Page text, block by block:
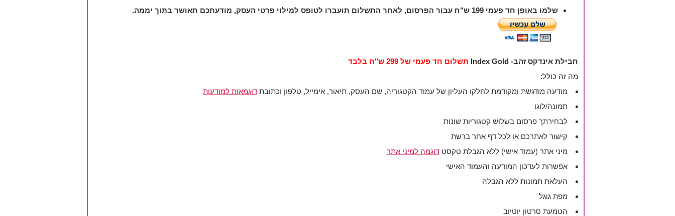
שלמו באופן חד פעמי 199 ש"ח עבור הפרסום, לאחר התשלום תועברו לטופס למילוי פרטי העסק, מודעתכם תאושר בתוך יממה.
חבילת אינדקס זהב- Index Gold
תשלום חד פעמי של 299 ש"ח בלבד
מה זה כולל:
מודעה מודגשת ומקודמת לחלקו העליון של עמוד הקטגוריה, שם העסק, תיאור, אימייל, טלפון וכתובתדוגמאות למודעות
תמונה/לוגו
לבחירתך פרסום בשלוש קטגוריות שונות
קישור לאתרכם או לכל דף אחר ברשת
מיני אתר (עמוד אישי) ללא הגבלת טקסטדוגמה למיני אתר
אפשרות לעדכון המודעה והעמוד האישי
העלאת תמונות ללא הגבלה
מפת גוגל
הטמעת סרטון יוטיוב